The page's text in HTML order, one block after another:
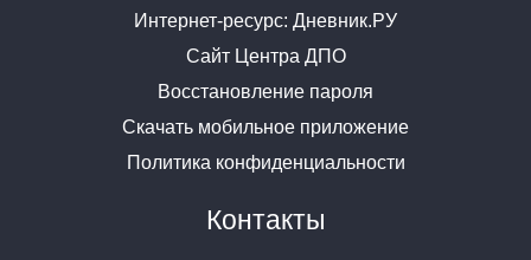
Интернет-ресурс: Дневник.РУ
Сайт Центра ДПО
Восстановление пароля
Скачать мобильное приложение
Политика конфиденциальности
Контакты